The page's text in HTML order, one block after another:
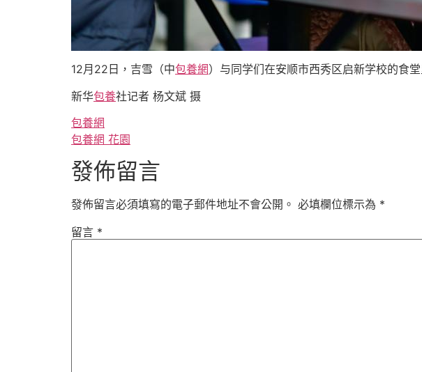
12月22日，吉雪（中包養網）与同学们在安顺市西秀区启新学校的食
新华包養社记者 杨文斌 摄
包養網
包養網 花園
發佈留言
發佈留言必須填寫的電子郵件地址不會公開。 必填欄位標示為 *
留言 *